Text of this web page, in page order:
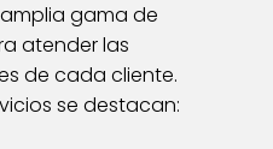
gama de
atender las
de cada cliente.
se destacan: